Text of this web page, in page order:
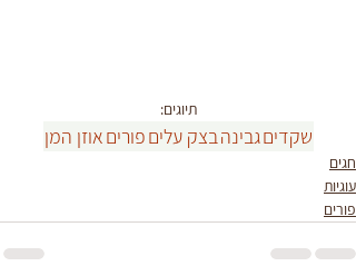
תיוגים:
שקדיםגבינהבצק עליםפוריםאוזן המן
חגים
עוגיות
פורים